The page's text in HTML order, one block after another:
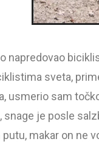
napredovao
sveta,
usmerio sam
snage je posle
makar on ne